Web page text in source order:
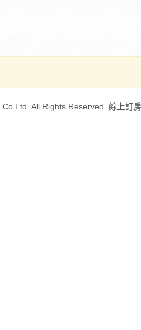
All Rights Reserved. 線上訂